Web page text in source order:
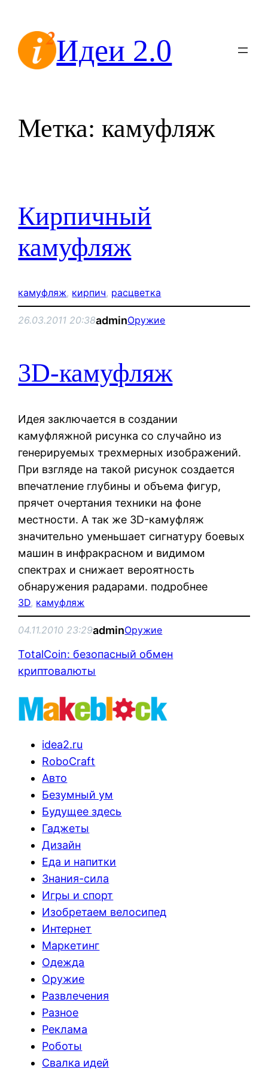
содержимомуИдеи 2.0
Метка:камуфляж
Кирпичный
камуфляж
камуфляж, кирпич, расцветка
26.03.2011 20:38adminОружие
3D-камуфляж
Идея заключается в создании
камуфляжной рисунка со случайно из
генерируемых трехмерных изображений.
При взгляде на такой рисунок создается
впечатление глубины и объема фигур,
прячет очертания техники на фоне
местности. А так же 3D-камуфляж
значительно уменьшает сигнатуру боевых
машин в инфракрасном и видимом
спектрах и снижает вероятность
обнаружения радарами. подробнее
3D, камуфляж
04.11.2010 23:29adminОружие
TotalCoin: безопасный обмен
криптовалюты
idea2.ru
RoboCraft
Авто
Безумный ум
Будущее здесь
Гаджеты
Дизайн
Еда и напитки
Знания-сила
Игры и спорт
Изобретаем велосипед
Интернет
Маркетинг
Одежда
Оружие
Развлечения
Разное
Реклама
Роботы
Свалка идей